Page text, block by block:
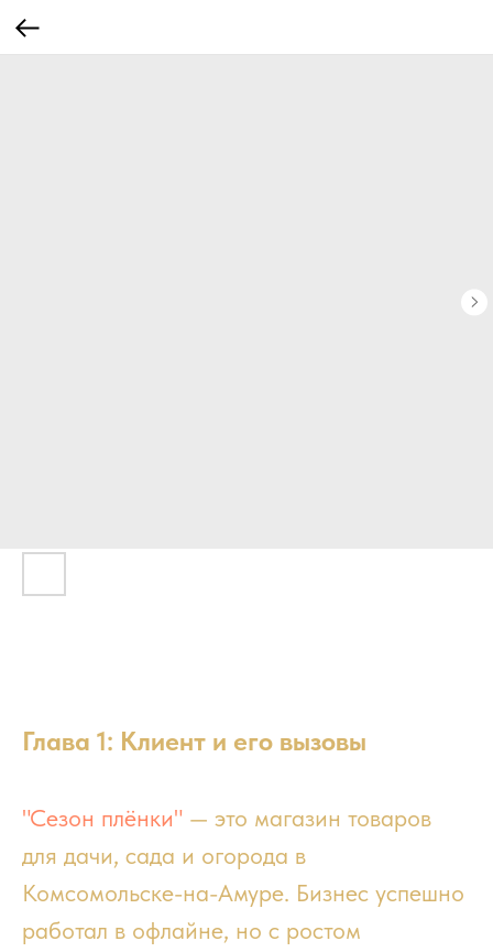
Глава 1: Клиент и его вызовы
"Сезон плёнки" — это магазин товаров
для дачи, сада и огорода в
Комсомольске-на-Амуре. Бизнес успешно
работал в офлайне, но с ростом